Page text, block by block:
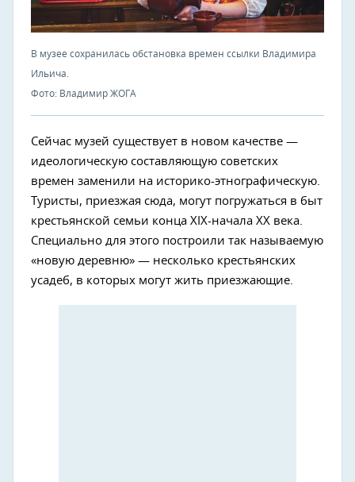
В музее сохранилась обстановка времен ссылки Владимира
Ильича.
Фото: Владимир ЖОГА
Сейчас музей существует в новом качестве —
идеологическую составляющую советских
времен заменили на историко-этнографическую.
Туристы, приезжая сюда, могут погружаться в быт
крестьянской семьи конца XIX-начала XX века.
Специально для этого построили так называемую
«новую деревню» — несколько крестьянских
усадеб, в которых могут жить приезжающие.